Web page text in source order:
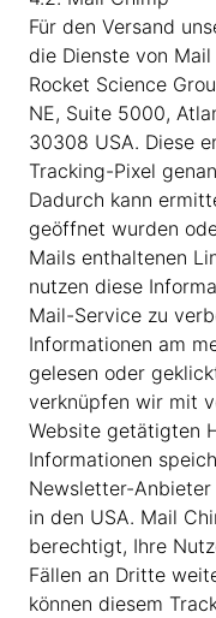
Für den Versand
die Dienste von
Rocket Science
NE, Suite 5000,
30308 USA. Diese
Tracking-Pixel
Dadurch kann
geöffnet wurden
Mails enthaltenen
nutzen diese
Mail-Service zu
Informationen am
gelesen oder
verknüpfen wir mit
Website getätigten
Informationen
Newsletter-
in den USA. Mail
berechtigt, Ihre
Fällen an Dritte
können diesem